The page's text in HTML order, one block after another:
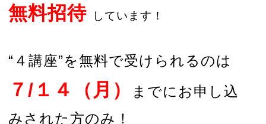
無料招待 しています！
“４講座”を無料で受けられるのは
７/１４（月）
までにお申し込
みされた方のみ！